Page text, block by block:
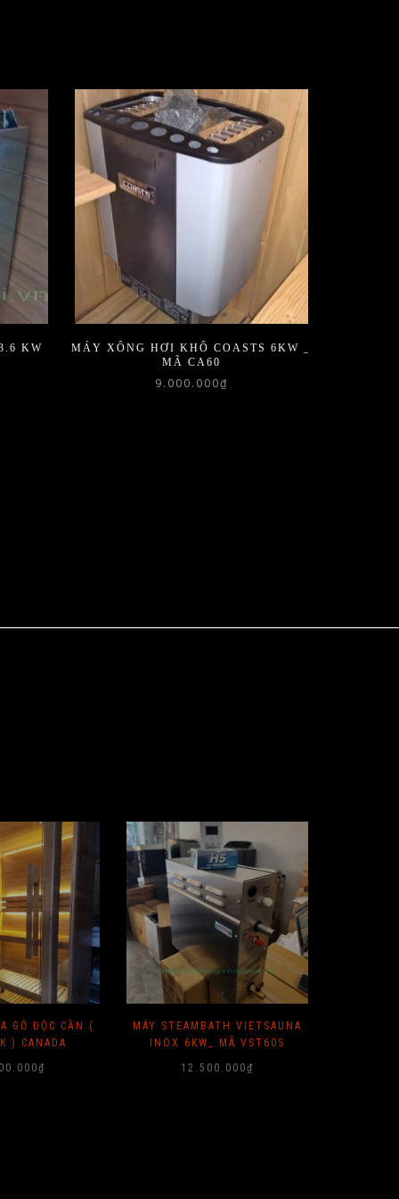
KW
MÁY XÔNG HƠI KHÔ COASTS 6KW _
MÃ CA60
9.000.000₫
GỖ ĐỘC CẦN (
) CANADA
₫
MÁY STEAMBATH VIETSAUNA
INOX 6KW_ MÃ VST60S
12.500.000₫